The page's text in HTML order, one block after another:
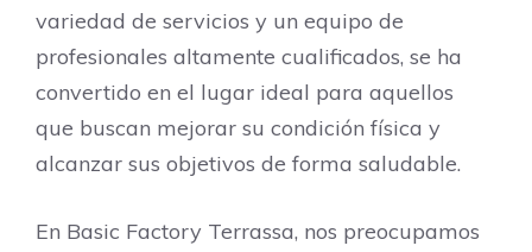
variedad de servicios y un equipo de
profesionales altamente cualificados, se ha
convertido en el lugar ideal para aquellos
que buscan mejorar su condición física y
alcanzar sus objetivos de forma saludable.
En Basic Factory Terrassa, nos preocupamos